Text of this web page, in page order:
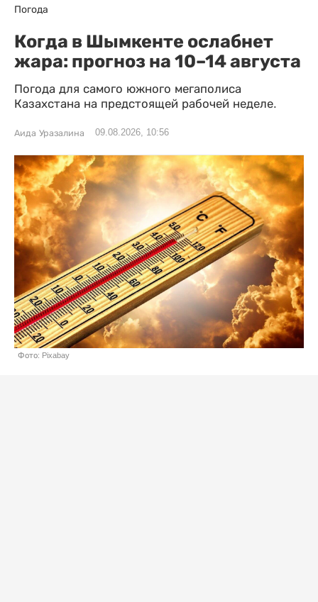
Погода
Когда в Шымкенте ослабнет
жара: прогноз на 10–14 августа
Погода для самого южного мегаполиса
Казахстана на предстоящей рабочей неделе.
Аида Уразалина 09.08.2026, 10:56
Фото: Pixabay